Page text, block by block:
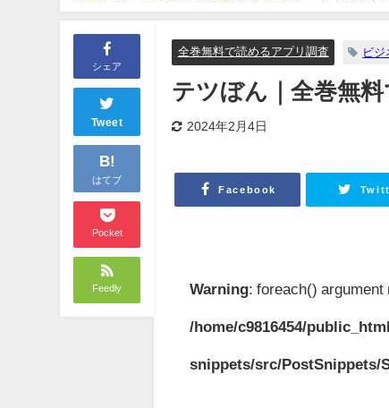
シェア
Tweet
B!
はてブ
Pocket
Feedly
全巻無料で読めるアプリ調査 ビジ
テツぼん｜全巻無
2024年2月4日
Facebook
Warning: foreach()
/home/c9816454/
snippets/src/PostSnippets/